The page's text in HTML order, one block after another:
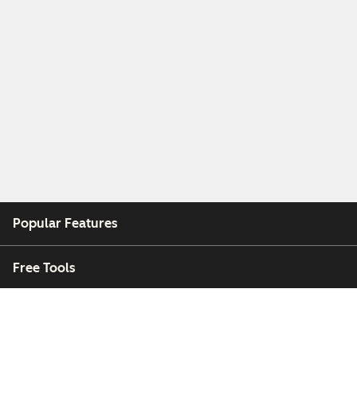
Popular Features
Free Tools